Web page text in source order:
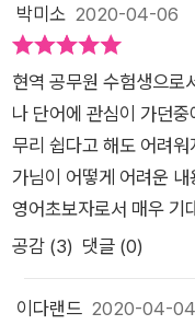
박미소 2020-04-06
현역 공무원 수험생으로
나 단어에 관심이 가던
무리 쉽다고 해도 어려
가님이 어떻게 어려운
영어초보자로서 매우 기
공감 (3) 댓글 (0)
이다랜드 2020-04-04